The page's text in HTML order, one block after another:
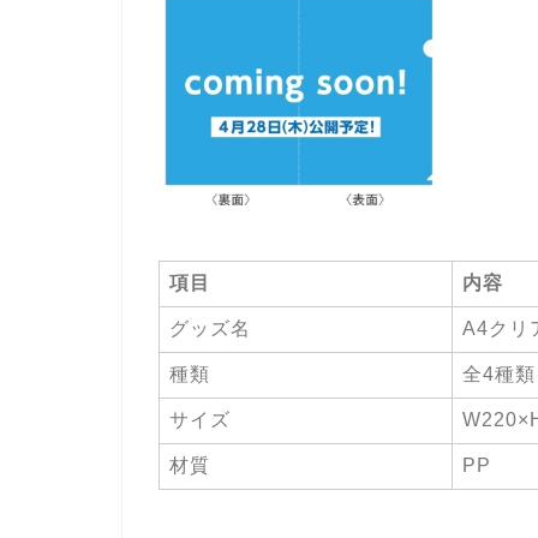
項目 内容
グッズ名 A4クリ
種類 全4種類
サイズ
材質 PP